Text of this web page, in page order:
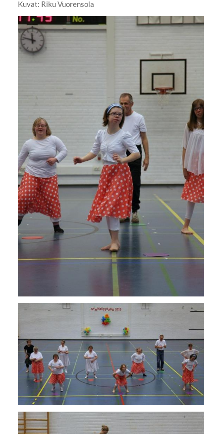
Kuvat: Riku Vuorensola